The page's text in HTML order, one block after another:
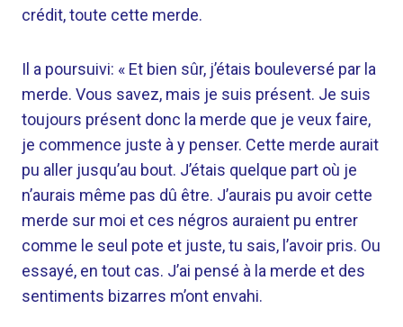
crédit, toute cette merde.
Il a poursuivi: « Et bien sûr, j’étais bouleversé par la
merde. Vous savez, mais je suis présent. Je suis
toujours présent donc la merde que je veux faire,
je commence juste à y penser. Cette merde aurait
pu aller jusqu’au bout. J’étais quelque part où je
n’aurais même pas dû être. J’aurais pu avoir cette
merde sur moi et ces négros auraient pu entrer
comme le seul pote et juste, tu sais, l’avoir pris. Ou
essayé, en tout cas. J’ai pensé à la merde et des
sentiments bizarres m’ont envahi.